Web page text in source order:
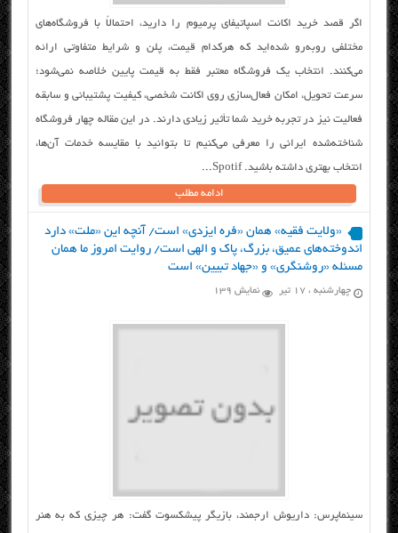
اگر قصد خرید اکانت اسپاتیفای پرمیوم را دارید، احتمالاً با فروشگاه‌های
مختلفی روبه‌رو شده‌اید که هرکدام قیمت، پلن و شرایط متفاوتی ارائه
می‌کنند. انتخاب یک فروشگاه معتبر فقط به قیمت پایین خلاصه نمی‌شود؛
سرعت تحویل، امکان فعال‌سازی روی اکانت شخصی، کیفیت پشتیبانی و سابقه
فعالیت نیز در تجربه خرید شما تأثیر زیادی دارند. در این مقاله چهار فروشگاه
شناخته‌شده ایرانی را معرفی می‌کنیم تا بتوانید با مقایسه خدمات آن‌ها،
انتخاب بهتری داشته باشید. Spotif...
ادامه مطلب
«ولایت فقیه» همان «فره ایزدی» است/ آنچه این «ملت» دارد
اندوخته‌های عمیق، بزرگ، پاک و الهی است/ روایت امروز ما همان
مسئله «روشنگری» و «جهاد تبیین» است
چهارشنبه ، ۱۷ تیر نمایش 139
سینماپرس: داریوش ارجمند، بازیگر پیشکسوت گفت: هر چیزی که به هنر